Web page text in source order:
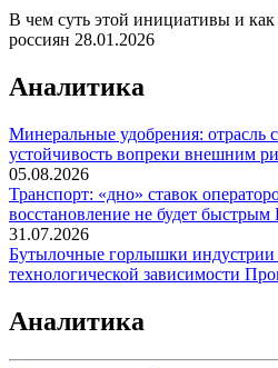
В чем суть этой инициативы и
россиян 28.01.2026
Аналитика
Минеральные удобрения: отрасль
устойчивость вопреки внешним
05.08.2026
Транспорт: «дно» ставок
восстановление не будет быстрым
31.07.2026
Бутылочные горлышки индустрии
технологической зависимости
Аналитика